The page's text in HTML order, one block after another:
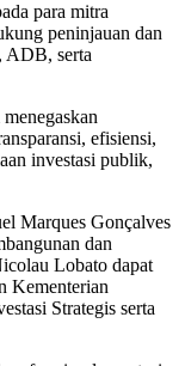
para mitra
peninjauan dan
ADB, serta
efisiensi,
investasi publik,
Marques Gonçalves
dan
Lobato dapat
Kementerian
Strategis serta